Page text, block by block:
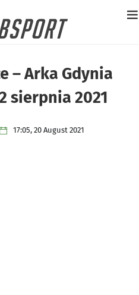
– Arka Gdynia
sierpnia 2021
17:05, 20 August 2021